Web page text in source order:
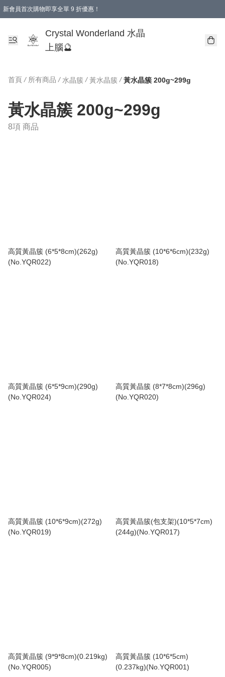
新會員首次購物即享全單 9 折優惠！
Crystal Wonderland 水晶
上腦🔮
首頁 / 所有商品 / 水晶簇 / 黃水晶簇 / 黃水晶簇 200g~299g
黃水晶簇 200g~299g
8項 商品
高質黃晶簇 (6*5*8cm)(262g)
(No.YQR022)
高質黃晶簇 (10*6*6cm)(232g)
(No.YQR018)
高質黃晶簇 (6*5*9cm)(290g)
(No.YQR024)
高質黃晶簇 (8*7*8cm)(296g)
(No.YQR020)
高質黃晶簇 (10*6*9cm)(272g)
(No.YQR019)
高質黃晶簇(包支架)(10*5*7cm)
(244g)(No.YQR017)
高質黃晶簇 (9*9*8cm)(0.219kg)
(No.YQR005)
高質黃晶簇 (10*6*5cm)
(0.237kg)(No.YQR001)